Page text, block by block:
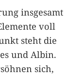
insgesamt
voll
steht die
und Albin.
sich,